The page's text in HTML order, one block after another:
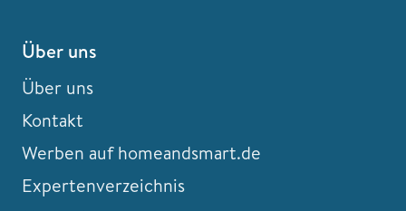
Über uns
Über uns
Kontakt
Werben auf homeandsmart.de
Expertenverzeichnis